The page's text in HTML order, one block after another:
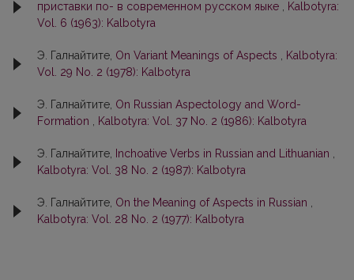
приставки по- в современном русском яыке
Kalbotyra:
Vol. 6 (1963): Kalbotyra
Э. Галнайтите, On Variant Meanings of Aspects
Kalbotyra:
Vol. 29 No. 2 (1978): Kalbotyra
Э. Галнайтите, On Russian Aspectology and Word-
Formation
Kalbotyra: Vol. 37 No. 2 (1986): Kalbotyra
Э. Галнайтите, Inchoative Verbs in Russian and Lithuanian
Kalbotyra: Vol. 38 No. 2 (1987): Kalbotyra
Э. Галнайтите, On the Meaning of Aspects in Russian
Kalbotyra: Vol. 28 No. 2 (1977): Kalbotyra